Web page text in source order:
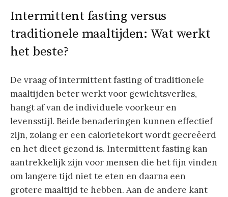
Intermittent fasting versus
traditionele maaltijden: Wat werkt
het beste?
De vraag of intermittent fasting of traditionele
maaltijden beter werkt voor gewichtsverlies,
hangt af van de individuele voorkeur en
levensstijl. Beide benaderingen kunnen effectief
zijn, zolang er een calorietekort wordt gecreëerd
en het dieet gezond is. Intermittent fasting kan
aantrekkelijk zijn voor mensen die het fijn vinden
om langere tijd niet te eten en daarna een
grotere maaltijd te hebben. Aan de andere kant